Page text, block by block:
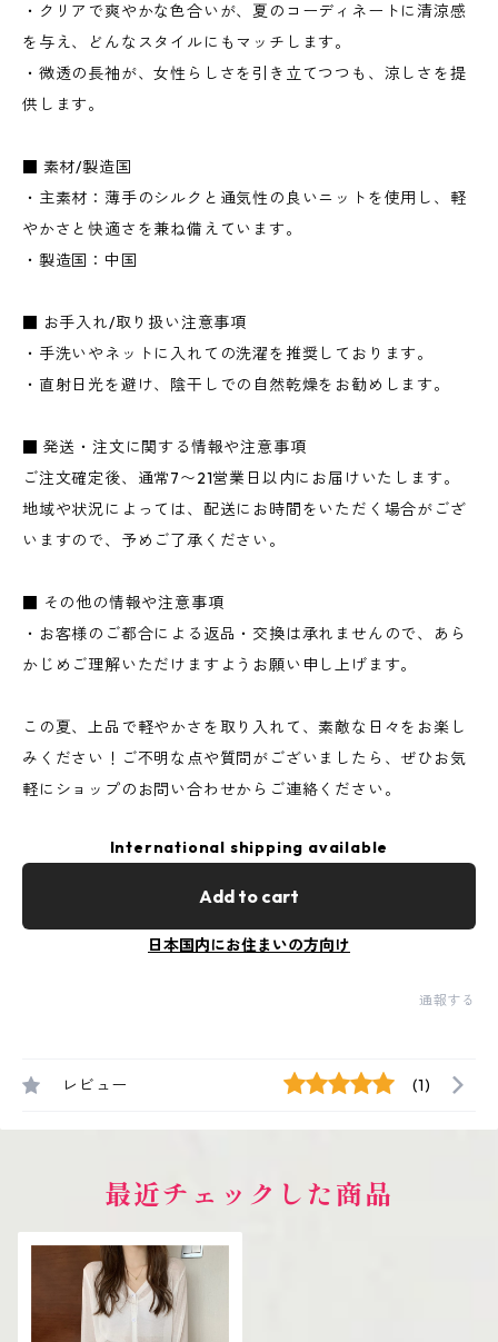
・クリアで爽やかな色合いが、夏のコーディネートに清涼感
を与え、どんなスタイルにもマッチします。
・微透の長袖が、女性らしさを引き立てつつも、涼しさを提
供します。
■ 素材/製造国
・主素材：薄手のシルクと通気性の良いニットを使用し、軽
やかさと快適さを兼ね備えています。
・製造国：中国
■ お手入れ/取り扱い注意事項
・手洗いやネットに入れての洗濯を推奨しております。
・直射日光を避け、陰干しでの自然乾燥をお勧めします。
■ 発送・注文に関する情報や注意事項
ご注文確定後、通常7〜21営業日以内にお届けいたします。
地域や状況によっては、配送にお時間をいただく場合がござ
いますので、予めご了承ください。
■ その他の情報や注意事項
・お客様のご都合による返品・交換は承れませんので、あら
かじめご理解いただけますようお願い申し上げます。
この夏、上品で軽やかさを取り入れて、素敵な日々をお楽し
みください！ご不明な点や質問がございましたら、ぜひお気
軽にショップのお問い合わせからご連絡ください。
International shipping available
Add to cart
日本国内にお住まいの方向け
通報する
レビュー (1)
最近チェックした商品